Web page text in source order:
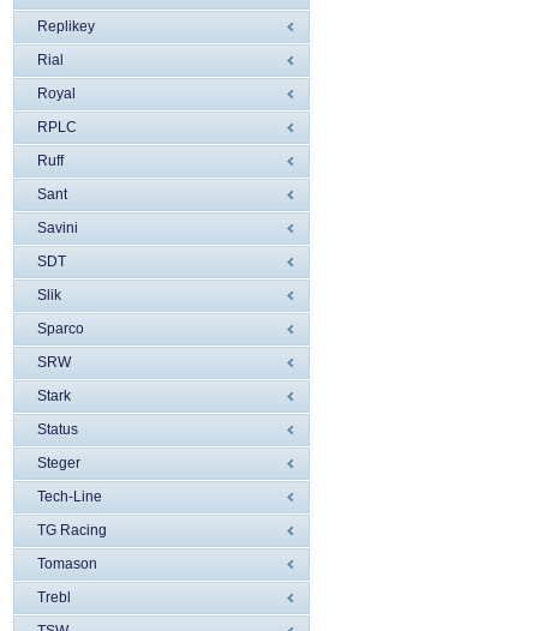
Replikey
Rial
Royal
RPLC
Ruff
Sant
Savini
SDT
Slik
Sparco
SRW
Stark
Status
Steger
Tech-Line
TG Racing
Tomason
Trebl